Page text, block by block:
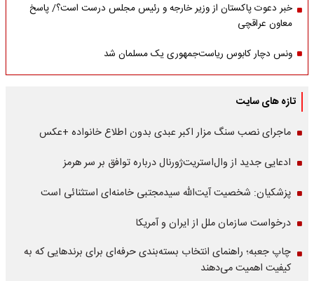
خبر دعوت پاکستان از وزیر خارجه و رئیس مجلس درست است؟/ پاسخ
معاون عراقچی
ونس دچار کابوس ریاست‌جمهوری یک مسلمان شد
تازه های سایت
ماجرای نصب سنگ مزار اکبر عبدی بدون اطلاع خانواده +عکس
ادعایی جدید از وال‌استریت‌ژورنال درباره توافق بر سر هرمز
پزشکیان: شخصیت آیت‌الله سیدمجتبی خامنه‌ای استثنائی است
درخواست سازمان ملل از ایران و آمریکا
چاپ جعبه؛ راهنمای انتخاب بسته‌بندی حرفه‌ای برای برندهایی که به
کیفیت اهمیت می‌دهند